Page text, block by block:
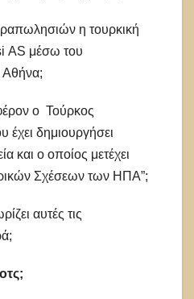
η τουρκική
AS μέσω του
Αθήνα;
ο Τούρκος
έχει δημιουργήσει
και ο οποίος μετέχει
Σχέσεων των ΗΠΑ”;
αυτές τις